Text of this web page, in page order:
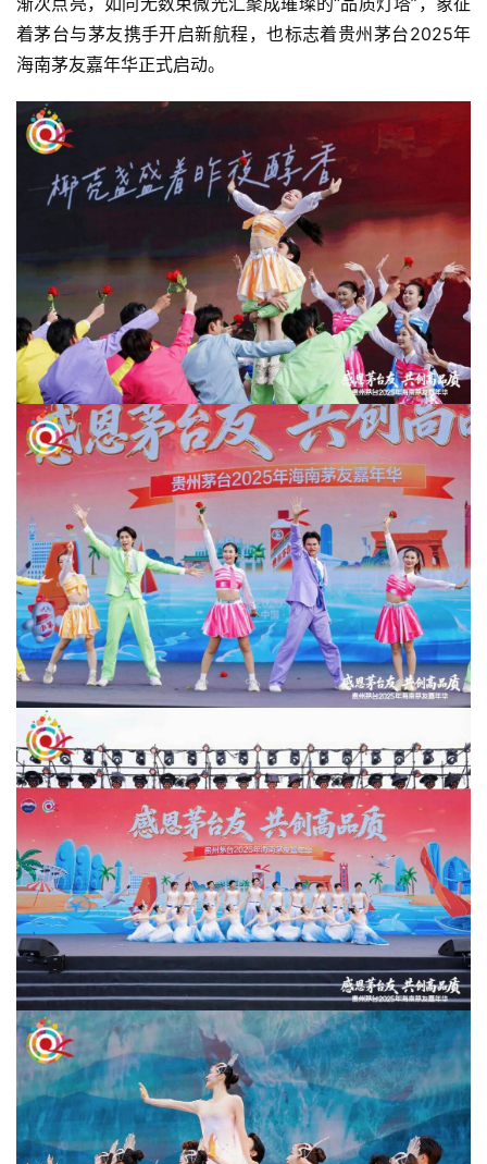
着茅台与茅友携手开启新航程，也标志着贵州茅台2025年
海南茅友嘉年华正式启动。